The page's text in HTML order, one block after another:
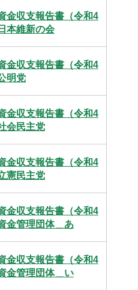
金収支報告書（令和4
本維新の会
金収支報告書（令和4
明党
金収支報告書（令和4
会民主党
金収支報告書（令和4
憲民主党
金収支報告書（令和4
金管理団体＿あ
金収支報告書（令和4
金管理団体＿い